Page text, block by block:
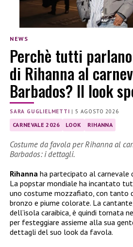
NEWS
Perchè tutti
di Rihanna al
Barbados? Il look
SARA GUGLIELMETTI |5 AGOSTO 2026
CARNEVALE 2026 LOOK RIHANNA
Costume da favola per Rihanna al
Barbados: i dettagli.
Rihanna ha partecipato al carnevale
La popstar mondiale ha incantato
uno costume mozzafiato, con tanto
bronzo e piume colorate. La
dell’isola caraibica, è quindi tornata
per festeggiare assieme alla sua
dettagli del suo look da favola.